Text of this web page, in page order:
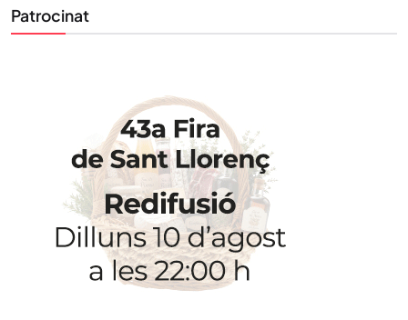
Patrocinat
STAY UPDATED
Uneix-te al nostre butlletí
Tota l’actualitat, seleccionada i enviada directament
al teu correu. Subscriu-te al nostre butlletí i segueix
la informació que importa.